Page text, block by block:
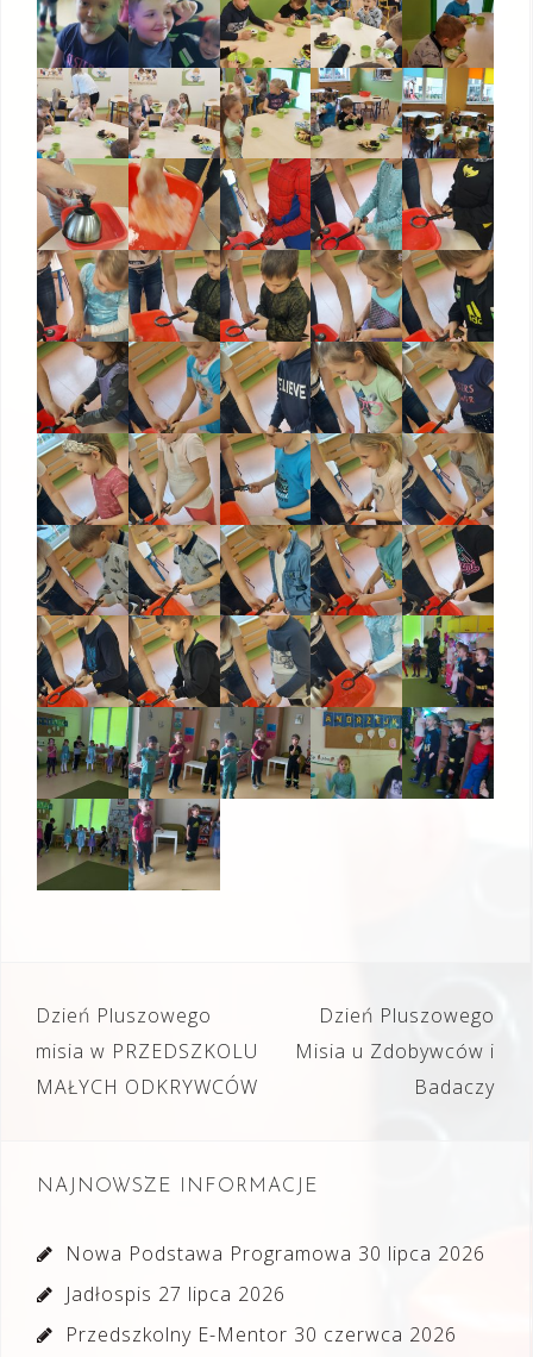
Nawigacja
wpisu
Dzień Pluszowego
misia w PRZEDSZKOLU
MAŁYCH ODKRYWCÓW
Dzień Pluszowego
Misia u Zdobywców i
Badaczy
NAJNOWSZE INFORMACJE
Nowa Podstawa Programowa 30 lipca 2026
Jadłospis 27 lipca 2026
Przedszkolny E-Mentor 30 czerwca 2026